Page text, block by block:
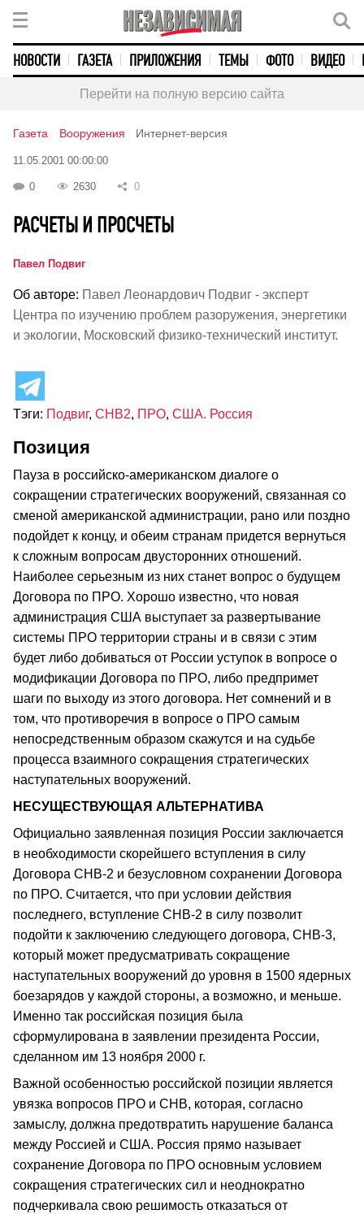
НОВОСТИ ГАЗЕТА ПРИЛОЖЕНИЯ ТЕМЫ ФОТО ВИДЕО
Перейти на полную версию сайта
Газета Вооружения Интернет-версия
11.05.2001 00:00:00
0 2630 0
РАСЧЕТЫ И ПРОСЧЕТЫ
Павел Подвиг
Об авторе: Павел Леонардович Подвиг - эксперт
Центра по изучению проблем разоружения, энергетики
и экологии, Московский физико-технический институт.
Тэги: Подвиг, СНВ2, ПРО, США. Россия
Позиция
Пауза в российско-американском диалоге о
сокращении стратегических вооружений, связанная со
сменой американской администрации, рано или поздно
подойдет к концу, и обеим странам придется вернуться
к сложным вопросам двусторонних отношений.
Наиболее серьезным из них станет вопрос о будущем
Договора по ПРО. Хорошо известно, что новая
администрация США выступает за развертывание
системы ПРО территории страны и в связи с этим
будет либо добиваться от России уступок в вопросе о
модификации Договора по ПРО, либо предпримет
шаги по выходу из этого договора. Нет сомнений и в
том, что противоречия в вопросе о ПРО самым
непосредственным образом скажутся и на судьбе
процесса взаимного сокращения стратегических
наступательных вооружений.
НЕСУЩЕСТВУЮЩАЯ АЛЬТЕРНАТИВА
Официально заявленная позиция России заключается
в необходимости скорейшего вступления в силу
Договора СНВ-2 и безусловном сохранении Договора
по ПРО. Считается, что при условии действия
последнего, вступление СНВ-2 в силу позволит
подойти к заключению следующего договора, СНВ-3,
который может предусматривать сокращение
наступательных вооружений до уровня в 1500 ядерных
боезарядов у каждой стороны, а возможно, и меньше.
Именно так российская позиция была
сформулирована в заявлении президента России,
сделанном им 13 ноября 2000 г.
Важной особенностью российской позиции является
увязка вопросов ПРО и СНВ, которая, согласно
замыслу, должна предотвратить нарушение баланса
между Россией и США. Россия прямо называет
сохранение Договора по ПРО основным условием
сокращения стратегических сил и неоднократно
подчеркивала свою решимость отказаться от